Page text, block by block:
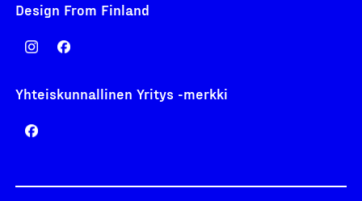
Design From Finland
Yhteiskunnallinen Yritys -merkki